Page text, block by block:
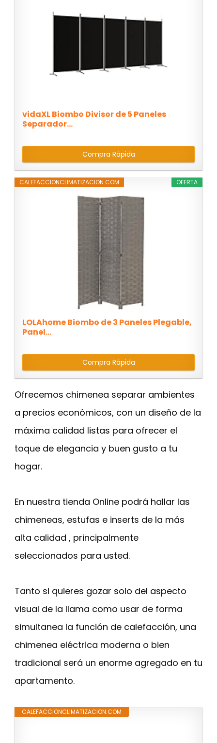
vidaXL Biombo Divisor de 5 Paneles
Separador...
Compra Rápida
OFERTA
CALEFACCIONCLIMATIZACION.COM
LOLAhome Biombo de 3 Paneles Plegable,
Panel...
Compra Rápida
Ofrecemos chimenea separar ambientes
a precios económicos, con un diseño de la
máxima calidad listas para ofrecer el
toque de elegancia y buen gusto a tu
hogar.
En nuestra tienda Online podrá hallar las
chimeneas, estufas e inserts de la más
alta calidad , principalmente
seleccionados para usted.
Tanto si quieres gozar solo del aspecto
visual de la llama como usar de forma
simultanea la función de calefacción, una
chimenea eléctrica moderna o bien
tradicional será un enorme agregado en tu
apartamento.
CALEFACCIONCLIMATIZACION.COM